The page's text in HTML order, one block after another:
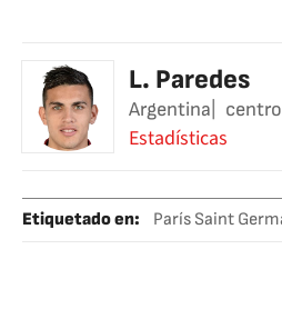
L. Paredes
Argentina
Estadísticas
Etiquetado en:
París Saint